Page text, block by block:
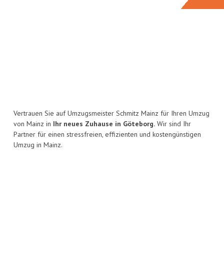
Vertrauen Sie auf Umzugsmeister Schmitz Mainz für Ihren Umzug
von Mainz in Ihr neues Zuhause in Göteborg. Wir sind Ihr
Partner für einen stressfreien, effizienten und kostengünstigen
Umzug in Mainz.